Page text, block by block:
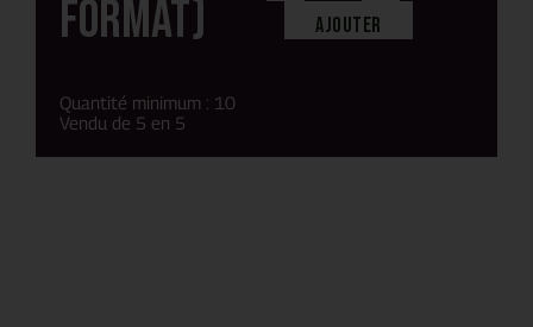
format)
Quantité minimum : 10
Vendu de 5 en 5
Ajouter